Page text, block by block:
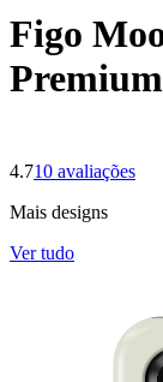
Figo
4.710 avaliações
Mais designs
Ver tudo